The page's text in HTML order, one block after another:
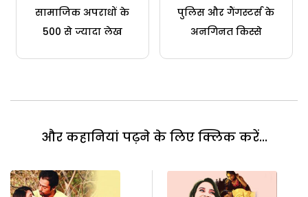
सामाजिक अपराधों के
500 से ज्यादा लेख
पुलिस और गैंगस्टर्स के
अनगिनत किस्से
और कहानियां पढ़ने के लिए क्लिक करें...